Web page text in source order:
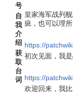
号
自
我
介
绍
皇家海军战列
疵，也可以理
https://
获
取
台
词
初次见面，我
https://
欢迎回来，我